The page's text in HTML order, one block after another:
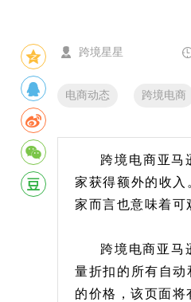
跨境星星
电商动态 跨境电商
跨境电商亚马
家获得额外的收
家而言也意味着可
跨境电商亚马
量折扣的所有自
的价格，该页面